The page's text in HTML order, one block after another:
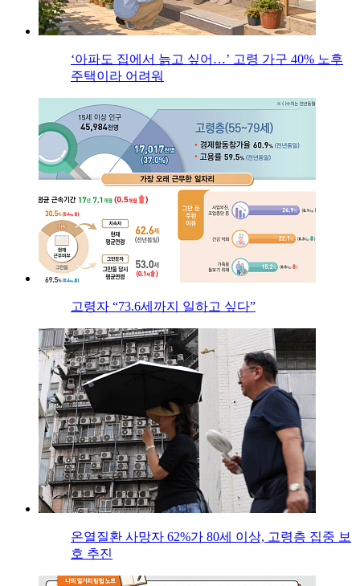
‘아파도 집에서 늙고 싶어…’ 고령 가구 40% 노후
주택이라 어려워
고령자 “73.6세까지 일하고 싶다”
온열질환 사망자 62%가 80세 이상, 고령층 집중 보
호 추진